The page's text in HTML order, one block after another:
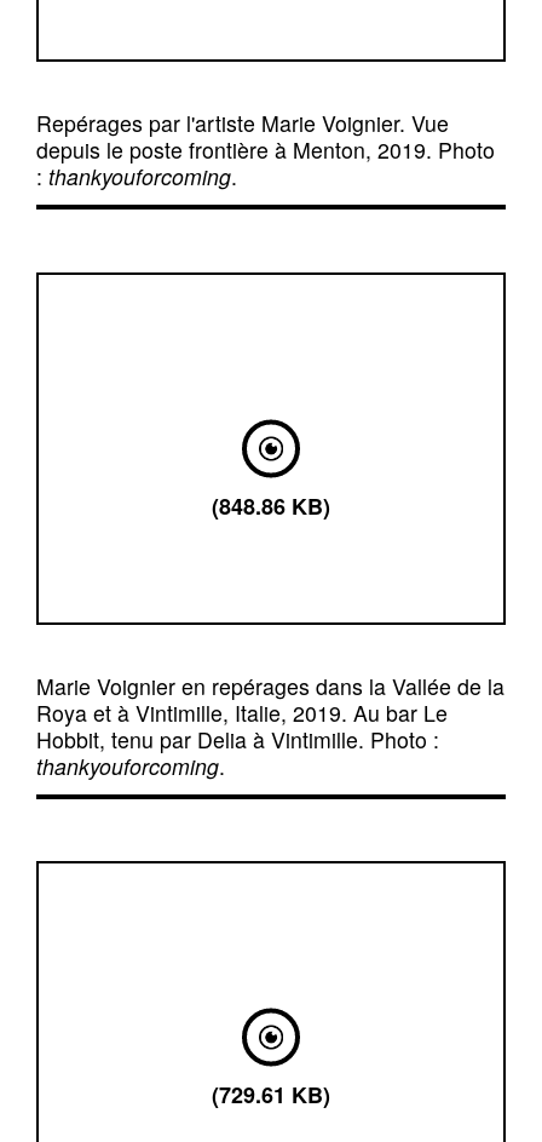
Repérages par l'artiste Marie Voignier. Vue
depuis le poste frontière à Menton, 2019. Photo
: thankyouforcoming.
(848.86 KB)
Marie Voignier en repérages dans la Vallée de la
Roya et à Vintimille, Italie, 2019. Au bar Le
Hobbit, tenu par Delia à Vintimille. Photo :
thankyouforcoming.
(729.61 KB)